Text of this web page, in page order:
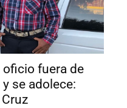
oficio fuera de
se adolece: